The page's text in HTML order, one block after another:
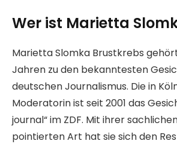
Wer ist Marietta
Marietta Slomka Brustkrebs
Jahren zu den bekanntesten
deutschen Journalismus. Die in
Moderatorin ist seit 2001 das
journal“ im ZDF. Mit ihrer
pointierten Art hat sie sich den